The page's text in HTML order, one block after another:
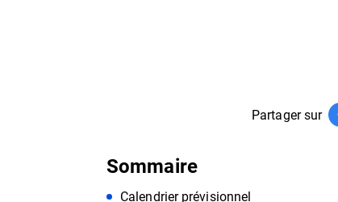
Partager sur
Sommaire
Calendrier prévisionnel